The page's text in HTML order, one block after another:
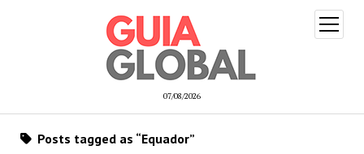
07/08/2026
open
menu
Posts tagged as “Equador”